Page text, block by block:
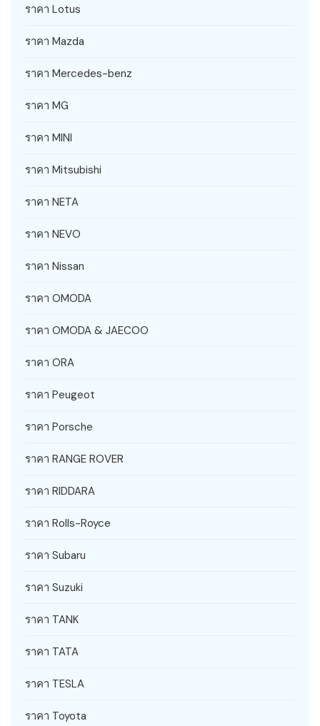
ราคา Lotus
ราคา Mazda
ราคา Mercedes-benz
ราคา MG
ราคา MINI
ราคา Mitsubishi
ราคา NETA
ราคา NEVO
ราคา Nissan
ราคา OMODA
ราคา OMODA & JAECOO
ราคา ORA
ราคา Peugeot
ราคา Porsche
ราคา RANGE ROVER
ราคา RIDDARA
ราคา Rolls-Royce
ราคา Subaru
ราคา Suzuki
ราคา TANK
ราคา TATA
ราคา TESLA
ราคา Toyota